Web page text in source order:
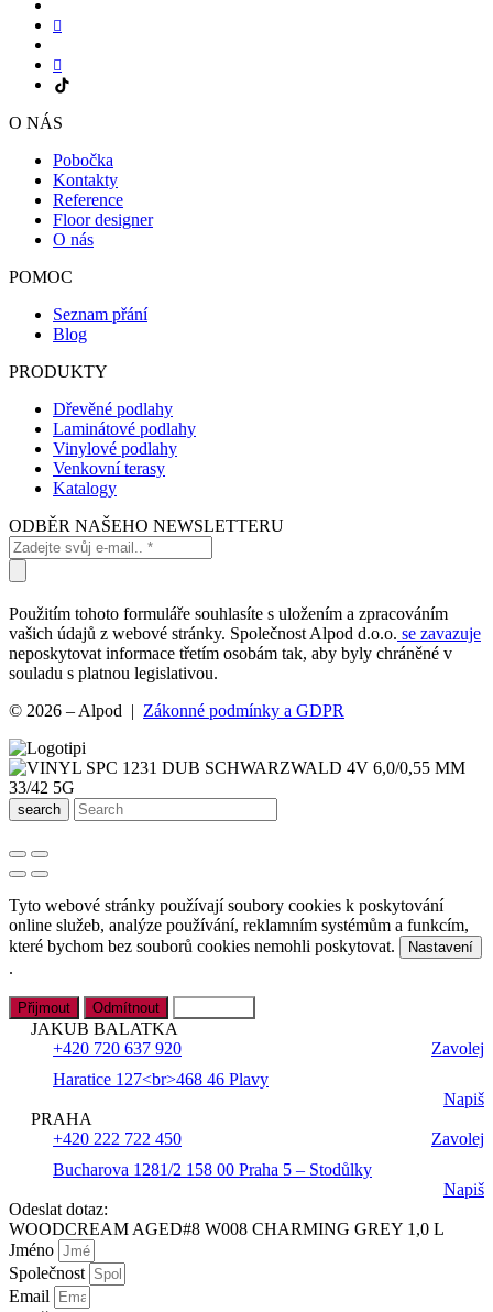
O NÁS
Pobočka
Kontakty
Reference
Floor designer
O nás
POMOC
Seznam přání
Blog
PRODUKTY
Dřevěné podlahy
Laminátové podlahy
Vinylové podlahy
Venkovní terasy
Katalogy
ODBĚR NAŠEHO NEWSLETTERU
Použitím tohoto formuláře souhlasíte s uložením a zpracováním
vašich údajů z webové stránky. Společnost Alpod d.o.o. se zavazuje
neposkytovat informace třetím osobám tak, aby byly chráněné v
souladu s platnou legislativou.
© 2026 – Alpod | Zákonné podmínky a GDPR
search
Tyto webové stránky používají soubory cookies k poskytování
online služeb, analýze používání, reklamním systémům a funkcím,
které bychom bez souborů cookies nemohli poskytovat.
Nastavení
.
Přijmout Odmítnout
JAKUB BALATKA
+420 720 637 920
Zavolej
Haratice 127<br>468 46 Plavy
Napiš
PRAHA
+420 222 722 450
Zavolej
Bucharova 1281/2 158 00 Praha 5 – Stodůlky
Napiš
Odeslat dotaz:
WOODCREAM AGED#8 W008 CHARMING GREY 1,0 L
Jméno
Společnost
Email